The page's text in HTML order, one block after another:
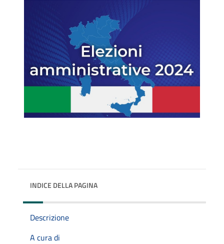
INDICE DELLA PAGINA
Descrizione
A cura di